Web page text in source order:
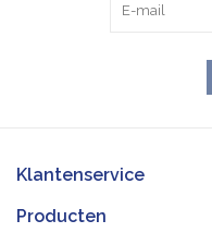
Klantenservice
Producten